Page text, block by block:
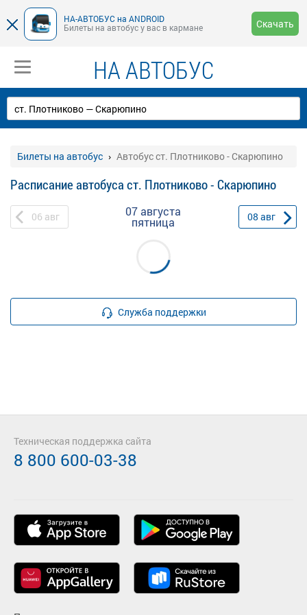
НА-АВТОБУС на ANDROID
Билеты на автобус у вас в кармане
Скачать
НА АВТОБУС
Билеты на автобус Автобус ст. Плотниково - Скарюпино
Расписание автобуса ст. Плотниково - Скарюпино
06 авг 07 августа
пятница 08 авг
Служба поддержки
Техническая поддержка сайта
8 800 600-03-38